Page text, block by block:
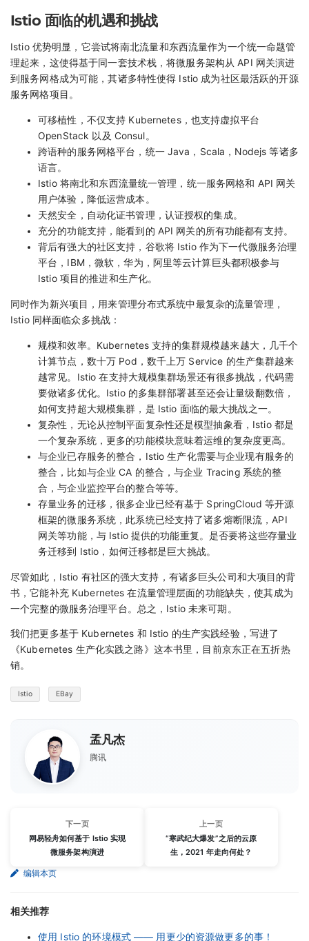
Istio 面临的机遇和挑战
Istio 优势明显，它尝试将南北流量和东西流量作为一个统一命题管
理起来，这使得基于同一套技术栈，将微服务架构从 API 网关演进
到服务网格成为可能，其诸多特性使得 Istio 成为社区最活跃的开源
服务网格项目。
可移植性，不仅支持 Kubernetes，也支持虚拟平台
OpenStack 以及 Consul。
跨语种的服务网格平台，统一 Java，Scala，Nodejs 等诸多
语言。
Istio 将南北和东西流量统一管理，统一服务网格和 API 网关
用户体验，降低运营成本。
天然安全，自动化证书管理，认证授权的集成。
充分的功能支持，能看到的 API 网关的所有功能都有支持。
背后有强大的社区支持，谷歌将 Istio 作为下一代微服务治理
平台，IBM，微软，华为，阿里等云计算巨头都积极参与
Istio 项目的推进和生产化。
同时作为新兴项目，用来管理分布式系统中最复杂的流量管理，
Istio 同样面临众多挑战：
规模和效率。Kubernetes 支持的集群规模越来越大，几千个
计算节点，数十万 Pod，数千上万 Service 的生产集群越来
越常见。Istio 在支持大规模集群场景还有很多挑战，代码需
要做诸多优化。Istio 的多集群部署甚至还会让量级翻数倍，
如何支持超大规模集群，是 Istio 面临的最大挑战之一。
复杂性，无论从控制平面复杂性还是模型抽象看，Istio 都是
一个复杂系统，更多的功能模块意味着运维的复杂度更高。
与企业已存服务的整合，Istio 生产化需要与企业现有服务的
整合，比如与企业 CA 的整合，与企业 Tracing 系统的整
合，与企业监控平台的整合等等。
存量业务的迁移，很多企业已经有基于 SpringCloud 等开源
框架的微服务系统，此系统已经支持了诸多熔断限流，API
网关等功能，与 Istio 提供的功能重复。是否要将这些存量业
务迁移到 Istio，如何迁移都是巨大挑战。
尽管如此，Istio 有社区的强大支持，有诸多巨头公司和大项目的背
书，它能补充 Kubernetes 在流量管理层面的功能缺失，使其成为
一个完整的微服务治理平台。总之，Istio 未来可期。
我们把更多基于 Kubernetes 和 Istio 的生产实践经验，写进了
《Kubernetes 生产化实践之路》这本书里，目前京东正在五折热
销。
Istio EBay
孟凡杰
腾讯
下一页
网易轻舟如何基于 Istio 实现
微服务架构演进
上一页
“寒武纪大爆发”之后的云原
生，2021 年走向何处？
编辑本页
相关推荐
使用 Istio 的环境模式 —— 用更少的资源做更多的事！